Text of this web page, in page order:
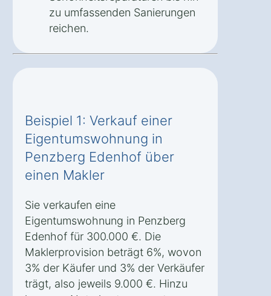
zu umfassenden Sanierungen
reichen.
Beispiel 1: Verkauf einer
Eigentumswohnung in
Penzberg Edenhof über
einen Makler
Sie verkaufen eine
Eigentumswohnung in Penzberg
Edenhof für 300.000 €. Die
Maklerprovision beträgt 6%, wovon
3% der Käufer und 3% der Verkäufer
trägt, also jeweils 9.000 €. Hinzu